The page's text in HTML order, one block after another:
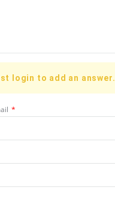
login to add an answer.
*